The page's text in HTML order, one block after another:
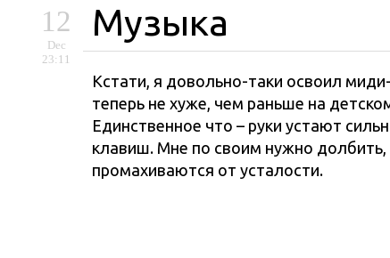
12
Dec
23:11
Музыка
Кстати, я довольно-таки освоил
теперь не хуже, чем раньше на
Единственное что – руки устают
клавиш. Мне по своим нужно долбить,
промахиваются от усталости.